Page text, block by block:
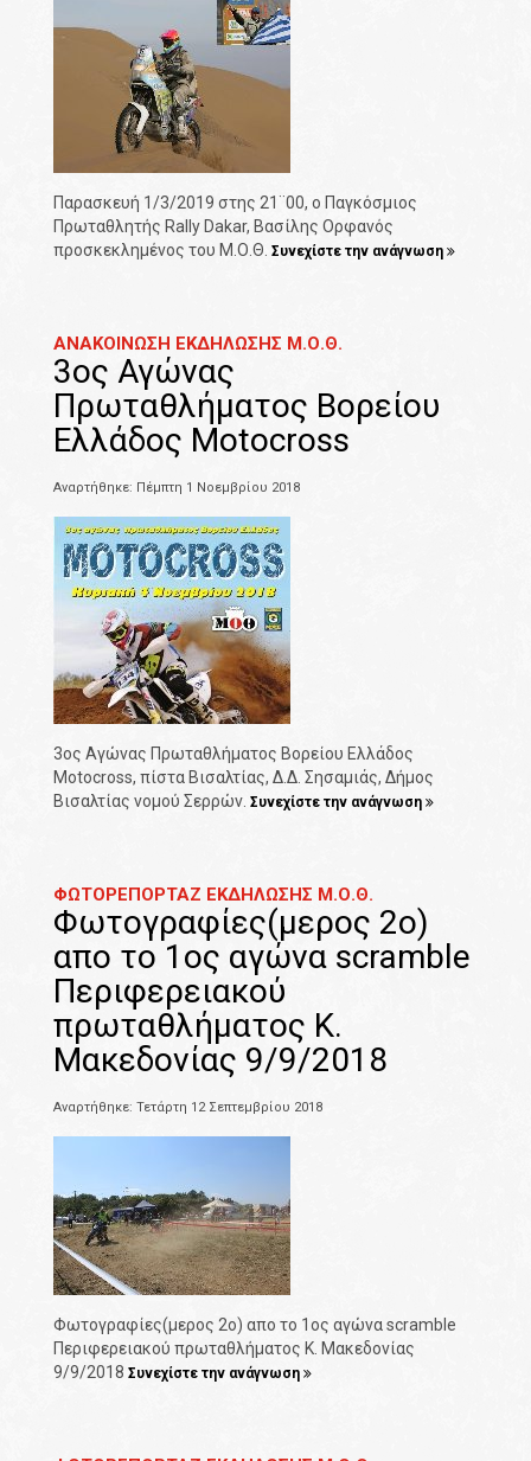
Παρασκευή 1/3/2019 στης 21¨00, ο Παγκόσμιος
Πρωταθλητής Rally Dakar, Βασίλης Ορφανός
προσκεκλημένος του Μ.Ο.Θ. Συνεχίστε την ανάγνωση
ΑΝΑΚΟΙΝΩΣΗ ΕΚΔΗΛΩΣΗΣ Μ.Ο.Θ.
3ος Αγώνας
Πρωταθλήματος Βορείου
Ελλάδος Motocross
Αναρτήθηκε: Πέμπτη 1 Νοεμβρίου 2018
3ος Αγώνας Πρωταθλήματος Βορείου Ελλάδος
Motocross, πίστα Βισαλτίας, Δ.Δ. Σησαμιάς, Δήμος
Βισαλτίας νομού Σερρών. Συνεχίστε την ανάγνωση
ΦΩΤΟΡΕΠΟΡΤΑΖ ΕΚΔΗΛΩΣΗΣ Μ.Ο.Θ.
Φωτογραφίες(μερος 2ο)
απο το 1ος αγώνα scramble
Περιφερειακού
πρωταθλήματος Κ.
Μακεδονίας 9/9/2018
Αναρτήθηκε: Τετάρτη 12 Σεπτεμβρίου 2018
Φωτογραφίες(μερος 2ο) απο το 1ος αγώνα scramble
Περιφερειακού πρωταθλήματος Κ. Μακεδονίας
9/9/2018 Συνεχίστε την ανάγνωση